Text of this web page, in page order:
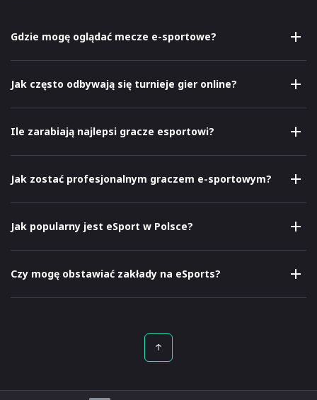
Gdzie mogę oglądać mecze e-sportowe?
Jak często odbywają się turnieje gier online?
Ile zarabiają najlepsi gracze esportowi?
Jak zostać profesjonalnym graczem e-sportowym?
Jak popularny jest eSport w Polsce?
Czy mogę obstawiać zakłady na eSports?